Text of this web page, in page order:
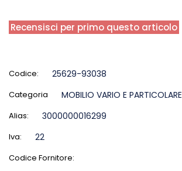
Recensisci per primo questo articolo
Codice: 25629-93038
Categoria MOBILIO VARIO E PARTICOLARE
Alias: 3000000016299
Iva: 22
Codice Fornitore: